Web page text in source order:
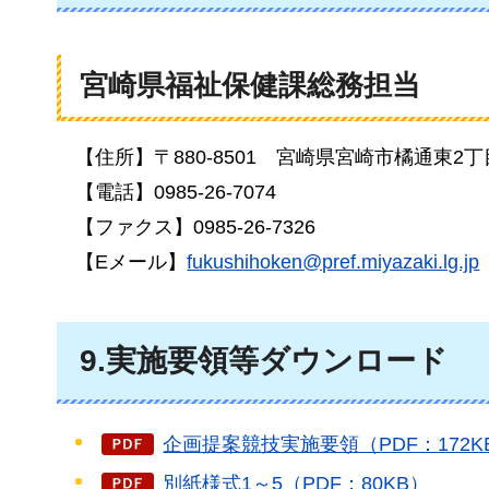
宮崎県福祉保健課総務担当
【住所】〒880-8501 宮崎県宮崎市橘通東2
【電話】0985-26-7074
【ファクス】0985-26-7326
【Eメール】fukushihoken@pref.miyazaki.lg.jp
9.実施要領等ダウンロード
企画提案競技実施要領（PDF：
別紙様式1～5（PDF：80KB）